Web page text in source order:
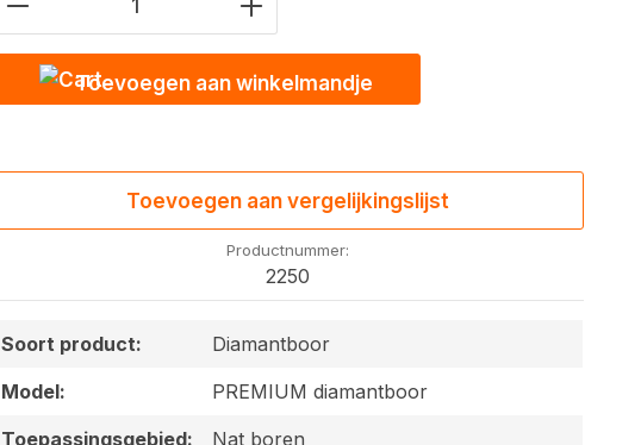
Toevoegen aan winkelmandje
Toevoegen aan vergelijkingslijst
Productnummer:
2250
Soort product:
Diamantboor
Model:
PREMIUM diamantboor
Toepassingsgebied:
Nat boren